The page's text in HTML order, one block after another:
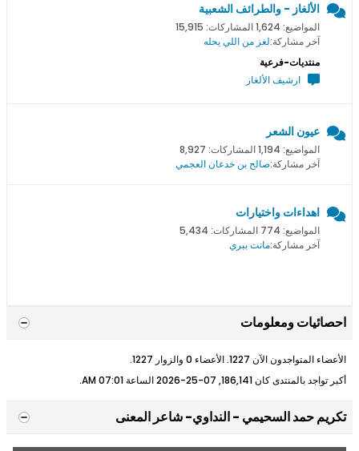
الألغاز - والطرائف الشعبية
المواضيع: 1,624 المشاركات: 15,915
آخر مشاركة:لغز من اللي يحله
منتديات-فرعية
ارشيف الألغاز
عيون الشعر
المواضيع: 1,194 المشاركات: 8,927
آخر مشاركة:صالح بن خدعان العجمي
اهداءات واختيارات
المواضيع: 774 المشاركات: 5,434
آخر مشاركة:مانت ببري
احصائيات ومعلومات
الأعضاء المتواجدون الآن 1227. الأعضاء 0 والزوار 1227.
أكبر تواجد بالمنتدى كان 186,141, 07-25-2026 الساعة
07:01 AM
.
تكريم حمد السحيمي - النداوي- شاعر المعنى